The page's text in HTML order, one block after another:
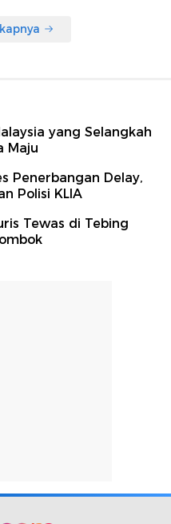
yang Selangkah
Maju
Penerbangan Delay,
Polisi KLIA
Tewas di Tebing